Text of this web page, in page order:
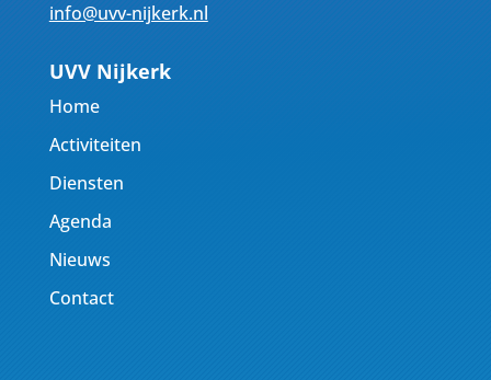
info@uvv-nijkerk.nl
UVV Nijkerk
Home
Activiteiten
Diensten
Agenda
Nieuws
Contact